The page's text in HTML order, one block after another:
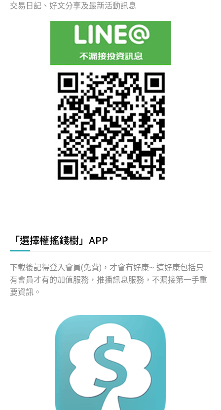
交易日記、好文分享及最新活動訊息
「選擇權搖錢樹」APP
下載後記得登入會員(免費)，才會有好康~ 這好康包括只
有會員才有的加值服務，推播訊息服務，不漏接第一手重
要資訊。